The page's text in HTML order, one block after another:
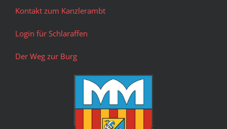
Kontakt zum Kanzlerambt
Login für Schlaraffen
Der Weg zur Burg